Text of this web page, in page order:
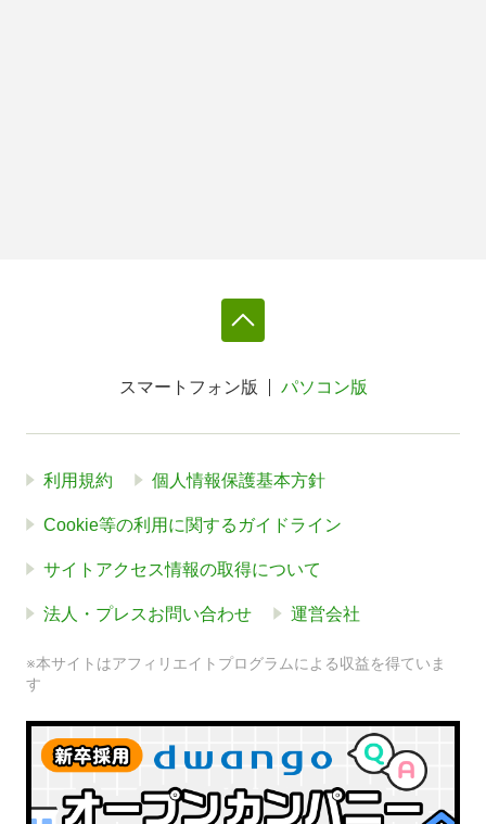
スマートフォン版 パソコン版
利用規約 個人情報保護基本方針
Cookie等の利用に関するガイドライン
サイトアクセス情報の取得について
法人・プレスお問い合わせ 運営会社
※本サイトはアフィリエイトプログラムによる収益を得ていま
す